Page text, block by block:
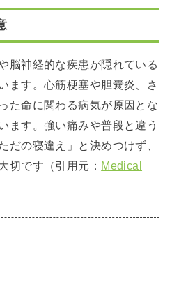
脳神経的な疾患が隠れている
ます。心筋梗塞や胆嚢炎、さ
た命に関わる病気が原因とな
ます。強い痛みや普段と違う
だの寝違え」と決めつけず、
切です（引用元： Medical